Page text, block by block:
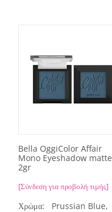
Bella OggiColor Affair
Mono Eyeshadow matte
2gr
[Σύνδεση για προβολή τιμής]
Χρώμα: Prussian Blue,